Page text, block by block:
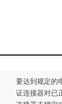
要达到规定的
证连接器对已